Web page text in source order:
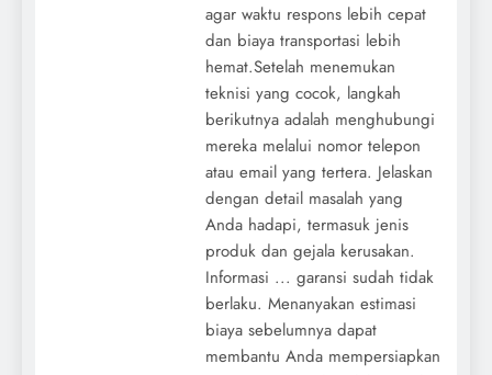
agar waktu respons lebih cepat
dan biaya transportasi lebih
hemat.Setelah menemukan
teknisi yang cocok, langkah
berikutnya adalah menghubungi
mereka melalui nomor telepon
atau email yang tertera. Jelaskan
dengan detail masalah yang
Anda hadapi, termasuk jenis
produk dan gejala kerusakan.
Informasi ... garansi sudah tidak
berlaku. Menanyakan estimasi
biaya sebelumnya dapat
membantu Anda mempersiapkan